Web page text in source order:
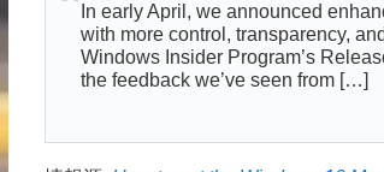
In early April, we announced
with more control, transparency,
Windows Insider Program’s
the feedback we’ve seen from […]